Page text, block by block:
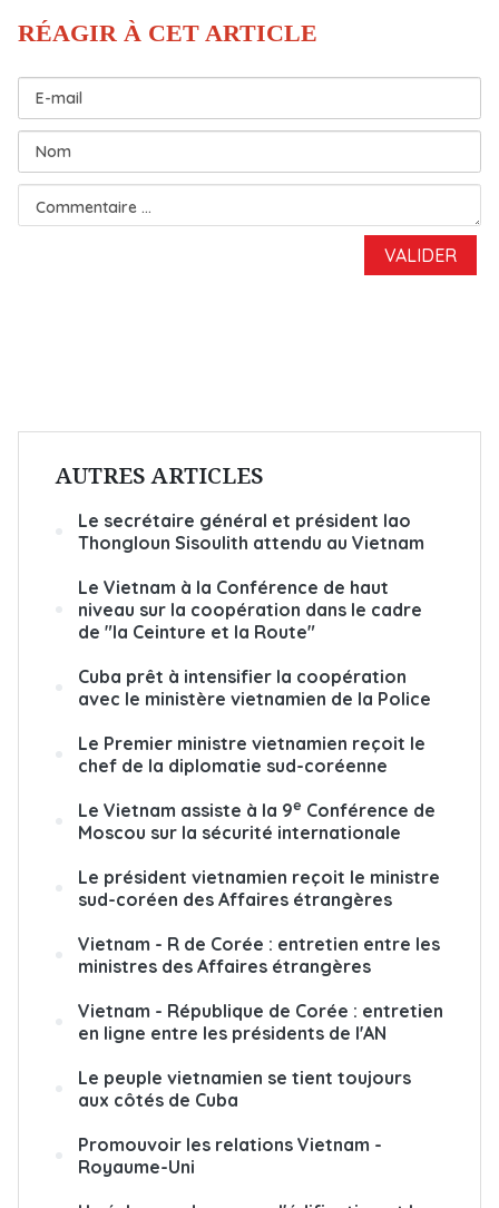
AUTRES ARTICLES
Le secrétaire général et président lao
Thongloun Sisoulith attendu au Vietnam
Le Vietnam à la Conférence de haut
niveau sur la coopération dans le cadre
de "la Ceinture et la Route"
Cuba prêt à intensifier la coopération
avec le ministère vietnamien de la Police
Le Premier ministre vietnamien reçoit le
chef de la diplomatie sud-coréenne
Le Vietnam assiste à la 9e Conférence de
Moscou sur la sécurité internationale
Le président vietnamien reçoit le ministre
sud-coréen des Affaires étrangères
Vietnam - R de Corée : entretien entre les
ministres des Affaires étrangères
Vietnam - République de Corée : entretien
en ligne entre les présidents de l'AN
Le peuple vietnamien se tient toujours
aux côtés de Cuba
Promouvoir les relations Vietnam -
Royaume-Uni